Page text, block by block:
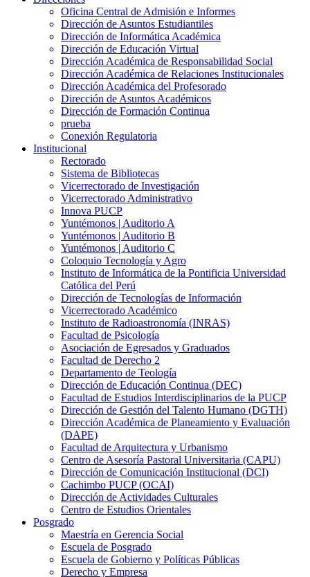
Oficina Central de Admisión e Informes
Dirección de Asuntos Estudiantiles
Dirección de Informática Académica
Dirección de Educación Virtual
Dirección Académica de Responsabilidad Social
Dirección Académica de Relaciones Institucionales
Dirección Académica del Profesorado
Dirección de Asuntos Académicos
Dirección de Formación Continua
prueba
Conexión Regulatoria
Institucional
Rectorado
Sistema de Bibliotecas
Vicerrectorado de Investigación
Vicerrectorado Administrativo
Innova PUCP
Yuntémonos | Auditorio A
Yuntémonos | Auditorio B
Yuntémonos | Auditorio C
Coloquio Tecnología y Agro
Instituto de Informática de la Pontificia Universidad
Católica del Perú
Dirección de Tecnologías de Información
Vicerrectorado Académico
Instituto de Radioastronomía (INRAS)
Facultad de Psicología
Asociación de Egresados y Graduados
Facultad de Derecho 2
Departamento de Teología
Dirección de Educación Continua (DEC)
Facultad de Estudios Interdisciplinarios de la PUCP
Dirección de Gestión del Talento Humano (DGTH)
Dirección Académica de Planeamiento y Evaluación
(DAPE)
Facultad de Arquitectura y Urbanismo
Centro de Asesoría Pastoral Universitaria (CAPU)
Dirección de Comunicación Institucional (DCI)
Cachimbo PUCP (OCAI)
Dirección de Actividades Culturales
Centro de Estudios Orientales
Posgrado
Maestría en Gerencia Social
Escuela de Posgrado
Escuela de Gobierno y Políticas Públicas
Derecho y Empresa